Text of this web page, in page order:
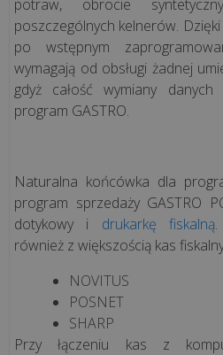
potraw, obrocie
poszczególnych kelnerów.
po wstępnym
wymagają od obsługi żadnej
gdyż całość wymiany
program GASTRO.
Naturalna końcówka dla
program sprzedaży GASTRO
dotykowy i drukarkę fiskalną
również z większością kas
NOVITUS
POSNET
SHARP
Przy łączeniu kas z